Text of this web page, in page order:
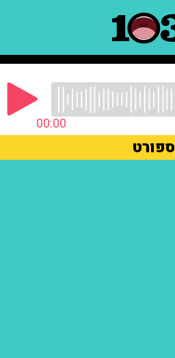
00:00
ספורט